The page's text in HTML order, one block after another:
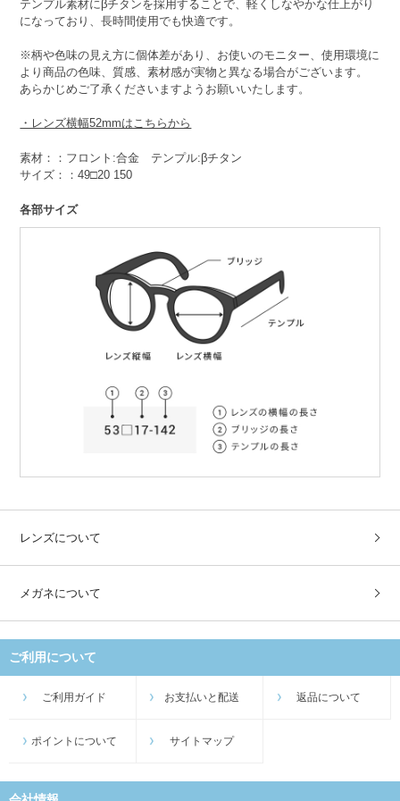
テンプル素材にβチタンを採用することで、軽くしなやかな仕上がり
になっており、長時間使用でも快適です。
※柄や色味の見え方に個体差があり、お使いのモニター、使用環境に
より商品の色味、質感、素材感が実物と異なる場合がございます。
あらかじめご了承くださいますようお願いいたします。
・レンズ横幅52mmはこちらから
素材：：フロント:合金 テンプル:βチタン
サイズ：：49□20 150
各部サイズ
レンズについて
メガネについて
ご利用について
ご利用ガイド お支払いと配送 返品について
ポイントについて サイトマップ